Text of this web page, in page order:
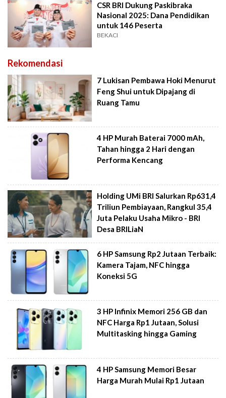
CSR BRI Dukung Paskibraka
Nasional 2025: Dana Pendidikan
untuk 146 Peserta
BEKACI
Rekomendasi
7 Lukisan Pembawa Hoki Menurut
Feng Shui untuk Dipajang di
Ruang Tamu
4 HP Murah Baterai 7000 mAh,
Tahan hingga 2 Hari dengan
Performa Kencang
Holding UMi BRI Salurkan Rp631,4
Triliun Pembiayaan, Rangkul 35,4
Juta Pelaku Usaha Mikro - BRI
Desa BRILiaN
6 HP Samsung Rp2 Jutaan Terbaik:
Kamera Tajam, NFC hingga
Koneksi 5G
3 HP Infinix Memori 256 GB dan
NFC Harga Rp1 Jutaan, Solusi
Multitasking hingga Gaming
4 HP Samsung Memori Besar
Harga Murah Mulai Rp1 Jutaan